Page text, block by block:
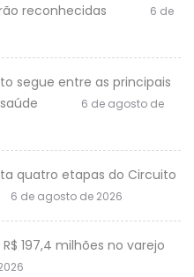
reconhecidas
6 de
segue entre as principais
6 de agosto de
quatro etapas do Circuito
6 de agosto de 2026
197,4 milhões no varejo